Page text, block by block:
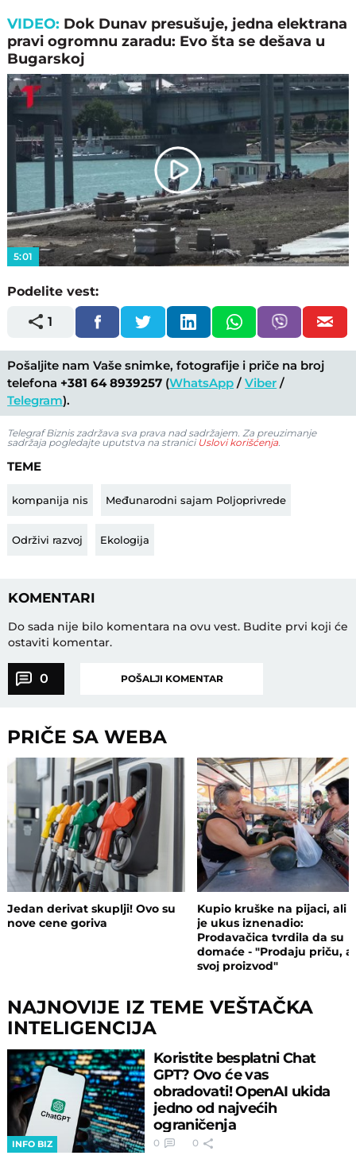
VIDEO: Dok Dunav presušuje, jedna elektrana
pravi ogromnu zaradu: Evo šta se dešava u
Bugarskoj
Play
Video
5:01
Podelite vest:
1
Pošaljite nam Vaše snimke, fotografije i priče na broj
telefona +381 64 8939257 (WhatsApp /Viber /
Telegram).
Telegraf Biznis zadržava sva prava nad sadržajem. Za preuzimanje
sadržaja pogledajte uputstva na stranici Uslovi korišćenja
TEME
kompanija nis Međunarodni sajam Poljoprivrede
Održivi razvoj Ekologija
KOMENTARI
Do sada nije bilo komentara na ovu vest. Budite prvi koji će
ostaviti komentar.
0 POŠALJI KOMENTAR
PRIČE SA WEBA
Jedan derivat skuplji! Ovo su
nove cene goriva
Kupio kruške na pijaci, ali
je ukus iznenadio:
Prodavačica tvrdila da su
domaće - "Prodaju priču, a
svoj proizvod"
NAJNOVIJE IZ TEME VEŠTAČKA
INTELIGENCIJA
INFO BIZ
Koristite besplatni Chat
GPT? Ovo će vas
obradovati! OpenAI ukida
jedno od najvećih
ograničenja
0 0